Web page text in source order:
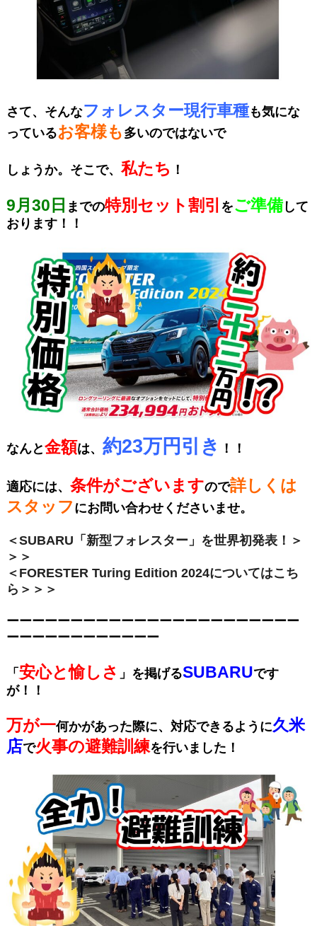
さて、そんなフォレスター現行車種も気にな
っているお客様も 多いのではないで
しょうか。 そこで、 私たち ！
9月30日 までの特別セット割引 をご準備して
おります！！
なんと金額は、 約23万円引き ！！
適応には、 条件がございますので詳しくは
スタッフ にお問い合わせくださいませ。
＜SUBARU「新型フォレスター」を世界初発表！＞
＞＞
＜FORESTER Turing Edition 2024についてはこち
ら＞＞＞
ーーーーーーーーーーーーーーーーーーーーーーー
ーーーーーーーーーーーー
「 安心と愉しさ 」を掲げるSUBARUです
が！！
万が一何かがあった際に、対応できるように久米
店で火事の避難訓練を行いました！